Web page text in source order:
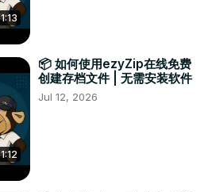
1:13
1:12
📦 如何使用ezyZip在线免费
创建存档文件 | 无需安装软件
Jul 12, 2026